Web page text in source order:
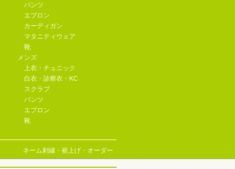
パンツ
エプロン
カーディガン
マタニティウェア
靴
メンズ
上衣・チュニック
白衣・診察衣・KC
スクラブ
パンツ
エプロン
靴
ネーム刺繍・裾上げ・オーダー